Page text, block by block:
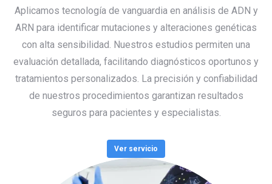
Aplicamos tecnología de vanguardia en análisis de ADN y
ARN para identificar mutaciones y alteraciones genéticas
con alta sensibilidad. Nuestros estudios permiten una
evaluación detallada, facilitando diagnósticos oportunos y
tratamientos personalizados. La precisión y confiabilidad
de nuestros procedimientos garantizan resultados
seguros para pacientes y especialistas.
Ver servicio